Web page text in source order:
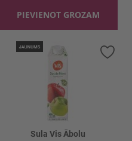
PIEVIENOT GROZAM
Pievienot vēlmju sarakstam
Sula Vis Ābolu